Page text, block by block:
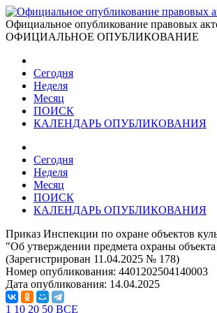
Официальное опубликование правовых
ОФИЦИАЛЬНОЕ ОПУБЛИКОВАНИЕ
Сегодня
Неделя
Месяц
ПОИСК
КАЛЕНДАРЬ ОПУБЛИКОВАНИЯ
Сегодня
Неделя
Месяц
ПОИСК
КАЛЕНДАРЬ ОПУБЛИКОВАНИЯ
Приказ Инспекции по охране объектов
"Об утверждении предмета охраны
(Зарегистрирован 11.04.2025 № 178)
Номер опубликования: 4401202504140003
Дата опубликования: 14.04.2025
1 10 20 50 ВСЕ